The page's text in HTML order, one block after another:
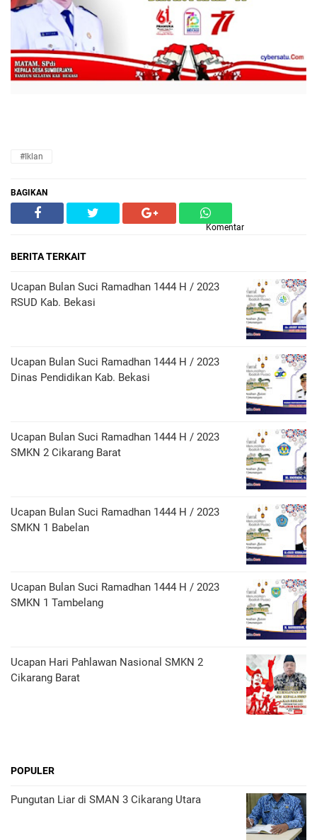
#Iklan
BAGIKAN
Komentar
BERITA TERKAIT
Ucapan Bulan Suci Ramadhan 1444 H / 2023
RSUD Kab. Bekasi
Ucapan Bulan Suci Ramadhan 1444 H / 2023
Dinas Pendidikan Kab. Bekasi
Ucapan Bulan Suci Ramadhan 1444 H / 2023
SMKN 2 Cikarang Barat
Ucapan Bulan Suci Ramadhan 1444 H / 2023
SMKN 1 Babelan
Ucapan Bulan Suci Ramadhan 1444 H / 2023
SMKN 1 Tambelang
Ucapan Hari Pahlawan Nasional SMKN 2
Cikarang Barat
POPULER
Pungutan Liar di SMAN 3 Cikarang Utara